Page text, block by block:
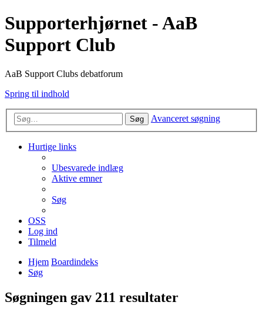
Supporterhjørnet - AaB
Support Club
AaB Support Clubs debatforum
Spring til indhold
Søg Avanceret søgning
Hurtige links
Ubesvarede indlæg
Aktive emner
Søg
OSS
Log ind
Tilmeld
Hjem Boardindeks
Søg
Søgningen gav 211 resultater